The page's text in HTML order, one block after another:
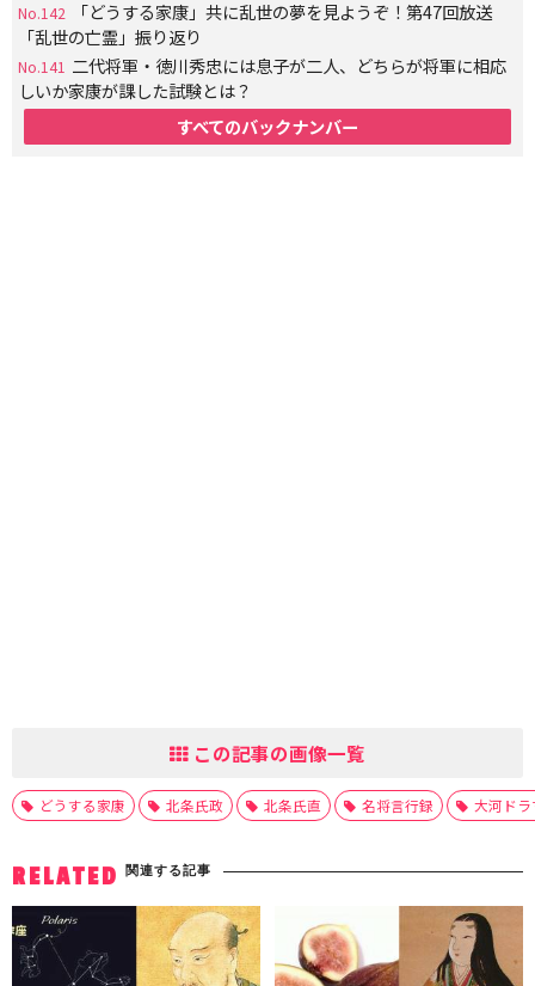
No.142
「どうする家康」共に乱世の夢を見ようぞ！第47回放送
「乱世の亡霊」振り返り
No.141 二代将軍・徳川秀忠には息子が二人、どちらが将軍に相応
しいか家康が課した試験とは？
すべてのバックナンバー
この記事の画像一覧
どうする家康 北条氏政 北条氏直 名将言行録 大河ドラ
RELATED 関連する記事